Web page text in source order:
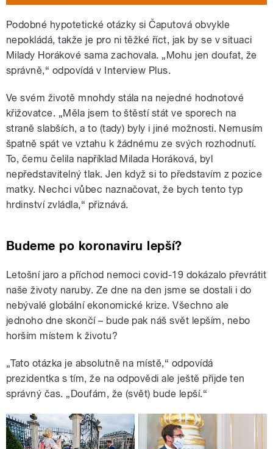
Podobné hypotetické otázky si Čaputová obvykle
nepokládá, takže je pro ni těžké říct, jak by se v situaci
Milady Horákové sama zachovala. „Mohu jen doufat, že
správně,“ odpovídá v Interview Plus.
Ve svém životě mnohdy stála na nejedné hodnotové
křižovatce. „Měla jsem to štěstí stát ve sporech na
straně slabších, a to (tady) byly i jiné možnosti. Nemusím
špatně spát ve vztahu k žádnému ze svých rozhodnutí.
To, čemu čelila například Milada Horáková, byl
nepředstavitelný tlak. Jen když si to představím z pozice
matky. Nechci vůbec naznačovat, že bych tento typ
hrdinství zvládla,“ přiznává.
Budeme po koronaviru lepší?
Letošní jaro a příchod nemoci covid-19 dokázalo převrátit
naše životy naruby. Ze dne na den jsme se dostali i do
nebývalé globální ekonomické krize. Všechno ale
jednoho dne skončí – bude pak náš svět lepším, nebo
horším místem k životu?
„Tato otázka je absolutně na místě,“ odpovídá
prezidentka s tím, že na odpovědi ale ještě přijde ten
správný čas. „Doufám, že (svět) bude lepší.“